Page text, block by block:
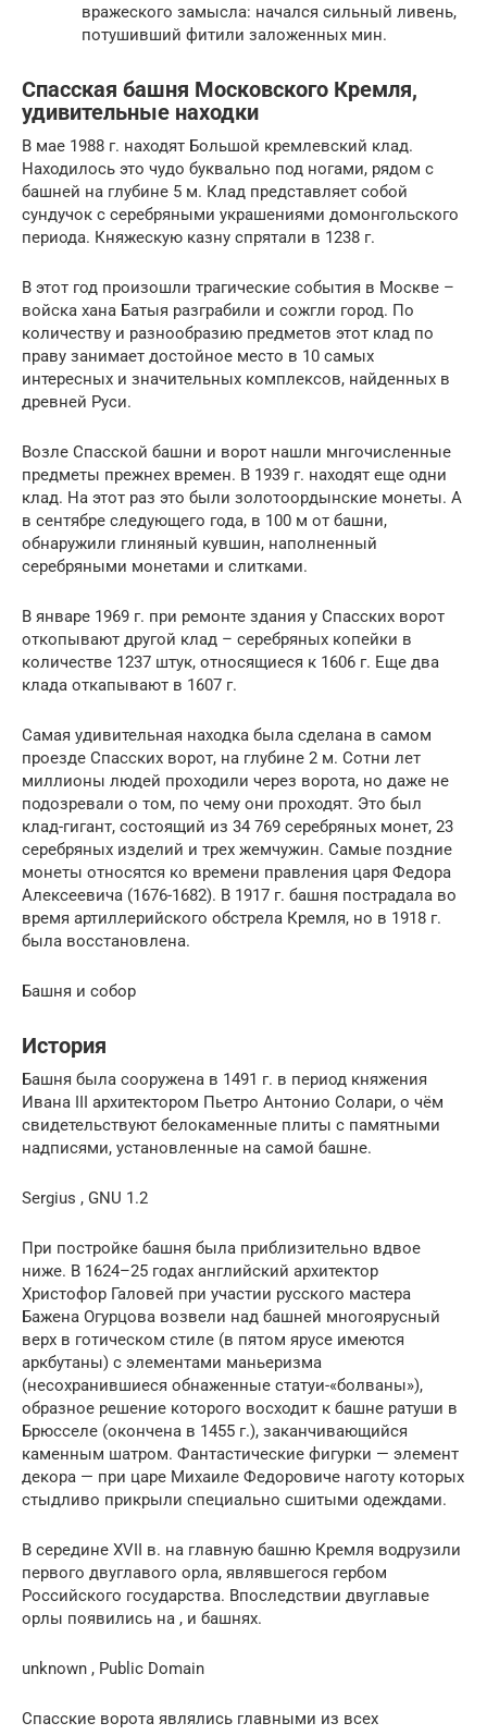
вражеского замысла: начался сильный ливень,
потушивший фитили заложенных мин.
Спасская башня Московского Кремля,
удивительные находки
В мае 1988 г. находят Большой кремлевский клад.
Находилось это чудо буквально под ногами, рядом с
башней на глубине 5 м. Клад представляет собой
сундучок с серебряными украшениями домонгольского
периода. Княжескую казну спрятали в 1238 г.
В этот год произошли трагические события в Москве –
войска хана Батыя разграбили и сожгли город. По
количеству и разнообразию предметов этот клад по
праву занимает достойное место в 10 самых
интересных и значительных комплексов, найденных в
древней Руси.
Возле Спасской башни и ворот нашли мнгочисленные
предметы прежнех времен. В 1939 г. находят еще одни
клад. На этот раз это были золотоордынские монеты. А
в сентябре следующего года, в 100 м от башни,
обнаружили глиняный кувшин, наполненный
серебряными монетами и слитками.
В январе 1969 г. при ремонте здания у Спасских ворот
откопывают другой клад – серебряных копейки в
количестве 1237 штук, относящиеся к 1606 г. Еще два
клада откапывают в 1607 г.
Самая удивительная находка была сделана в самом
проезде Спасских ворот, на глубине 2 м. Сотни лет
миллионы людей проходили через ворота, но даже не
подозревали о том, по чему они проходят. Это был
клад-гигант, состоящий из 34 769 серебряных монет, 23
серебряных изделий и трех жемчужин. Самые поздние
монеты относятся ко времени правления царя Федора
Алексеевича (1676-1682). В 1917 г. башня пострадала во
время артиллерийского обстрела Кремля, но в 1918 г.
была восстановлена.
Башня и собор
История
Башня была сооружена в 1491 г. в период княжения
Ивана III архитектором Пьетро Антонио Солари, о чём
свидетельствуют белокаменные плиты с памятными
надписями, установленные на самой башне.
Sergius , GNU 1.2
При постройке башня была приблизительно вдвое
ниже. В 1624–25 годах английский архитектор
Христофор Галовей при участии русского мастера
Бажена Огурцова возвели над башней многоярусный
верх в готическом стиле (в пятом ярусе имеются
аркбутаны) с элементами маньеризма
(несохранившиеся обнаженные статуи-«болваны»),
образное решение которого восходит к башне ратуши в
Брюсселе (окончена в 1455 г.), заканчивающийся
каменным шатром. Фантастические фигурки — элемент
декора — при царе Михаиле Федоровиче наготу которых
стыдливо прикрыли специально сшитыми одеждами.
В середине XVII в. на главную башню Кремля водрузили
первого двуглавого орла, являвшегося гербом
Российского государства. Впоследствии двуглавые
орлы появились на , и башнях.
unknown , Public Domain
Спасские ворота являлись главными из всех